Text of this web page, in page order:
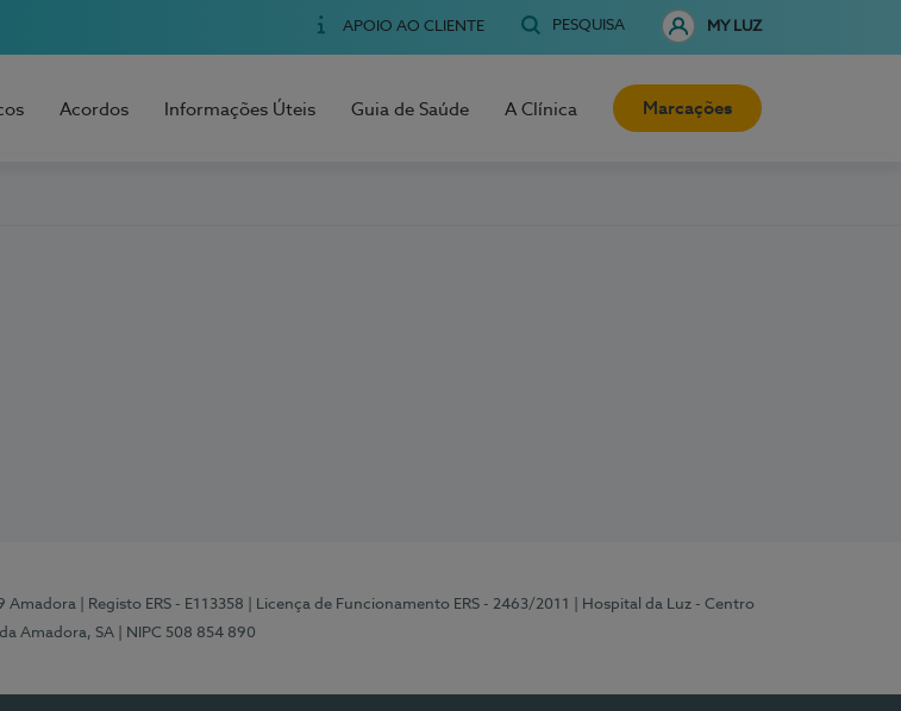
APOIO AO CLIENTE PESQUISA MY LUZ
Acordos Informações Úteis Guia de Saúde A Clínica Marcações
Amadora | Registo ERS - E113358 | Licença de Funcionamento ERS - 2463/2011
| Hospital da Luz - Centro
Amadora, SA
| NIPC 508 854 890